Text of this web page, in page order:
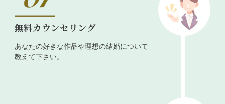
無料カウンセリング
あなたの好きな作品や理想の結婚について
教えて下さい。